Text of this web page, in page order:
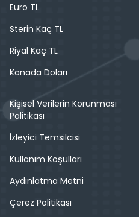
Euro TL
Sterin Kaç TL
Riyal Kaç TL
Kanada Doları
Kişisel Verilerin Korunması
Politikası
İzleyici Temsilcisi
Kullanım Koşulları
Aydınlatma Metni
Çerez Politikası